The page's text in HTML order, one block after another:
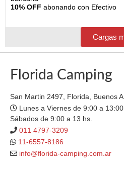
10% OFF abonando con Efectivo
Cargas
Florida Camping
San Martin 2497, Florida, Buenos
Lunes a Viernes de 9:00 a
Sábados de 9:00 a 13 hs.
011 4797-3209
11-6557-8186
info@florida-camping.com.ar